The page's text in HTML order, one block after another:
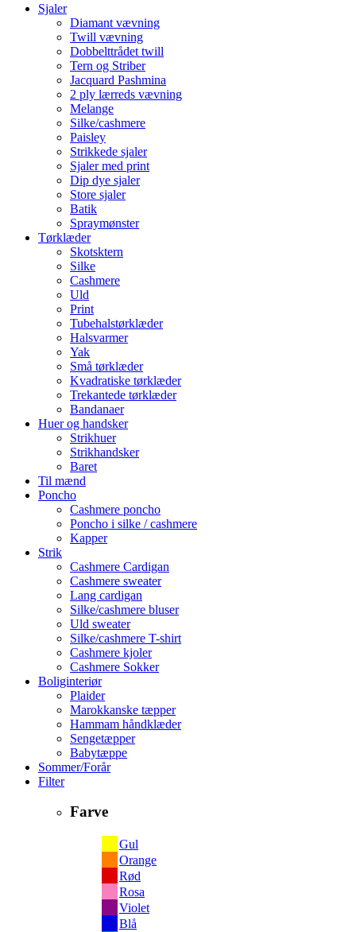
Sjaler
Diamant vævning
Twill vævning
Dobbelttrådet twill
Tern og Striber
Jacquard Pashmina
2 ply lærreds vævning
Melange
Silke/cashmere
Paisley
Strikkede sjaler
Sjaler med print
Dip dye sjaler
Store sjaler
Batik
Spraymønster
Tørklæder
Skotsktern
Silke
Cashmere
Uld
Print
Tubehalstørklæder
Halsvarmer
Yak
Små tørklæder
Kvadratiske tørklæder
Trekantede tørklæder
Bandanaer
Huer og handsker
Strikhuer
Strikhandsker
Baret
Til mænd
Poncho
Cashmere poncho
Poncho i silke / cashmere
Kapper
Strik
Cashmere Cardigan
Cashmere sweater
Lang cardigan
Silke/cashmere bluser
Uld sweater
Silke/cashmere T-shirt
Cashmere kjoler
Cashmere Sokker
Boliginteriør
Plaider
Marokkanske tæpper
Hammam håndklæder
Sengetæpper
Babytæppe
Sommer/Forår
Filter
Farve
Gul
Orange
Rød
Rosa
Violet
Blå